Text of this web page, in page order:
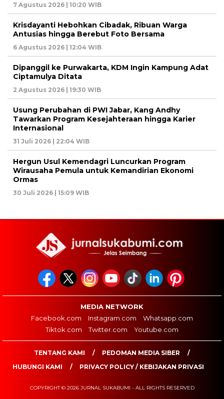
7 Agustus 2026 | 10:20 WIB
Krisdayanti Hebohkan Cibadak, Ribuan Warga
Antusias hingga Berebut Foto Bersama
6 Agustus 2026 | 12:04 WIB
Dipanggil ke Purwakarta, KDM Ingin Kampung Adat
Ciptamulya Ditata
2 Agustus 2026 | 19:30 WIB
Usung Perubahan di PWI Jabar, Kang Andhy
Tawarkan Program Kesejahteraan hingga Karier
Internasional
31 Juli 2026 | 22:04 WIB
Hergun Usul Kemendagri Luncurkan Program
Wirausaha Pemula untuk Kemandirian Ekonomi
Ormas
30 Juli 2026 | 15:09 WIB
MEDIA NETWORK
Facebook.com
Instagram.com
Whatsapp.com
Tiktok.com
Twitter.com Youtube.com
TENTANG KAMI
PEDOMAN MEDIA SIBER
HUBUNGI KAMI
PRIVACY POLICY / KEBIJAKAN PRIVASI
COPYRIGHT © 2026 JURNAL SUKABUMI - ALL RIGHTS RESERVED